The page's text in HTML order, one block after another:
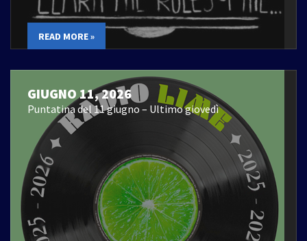
READ MORE »
GIUGNO 11, 2026
Puntatina del 11 giugno – Ultimo giovedì